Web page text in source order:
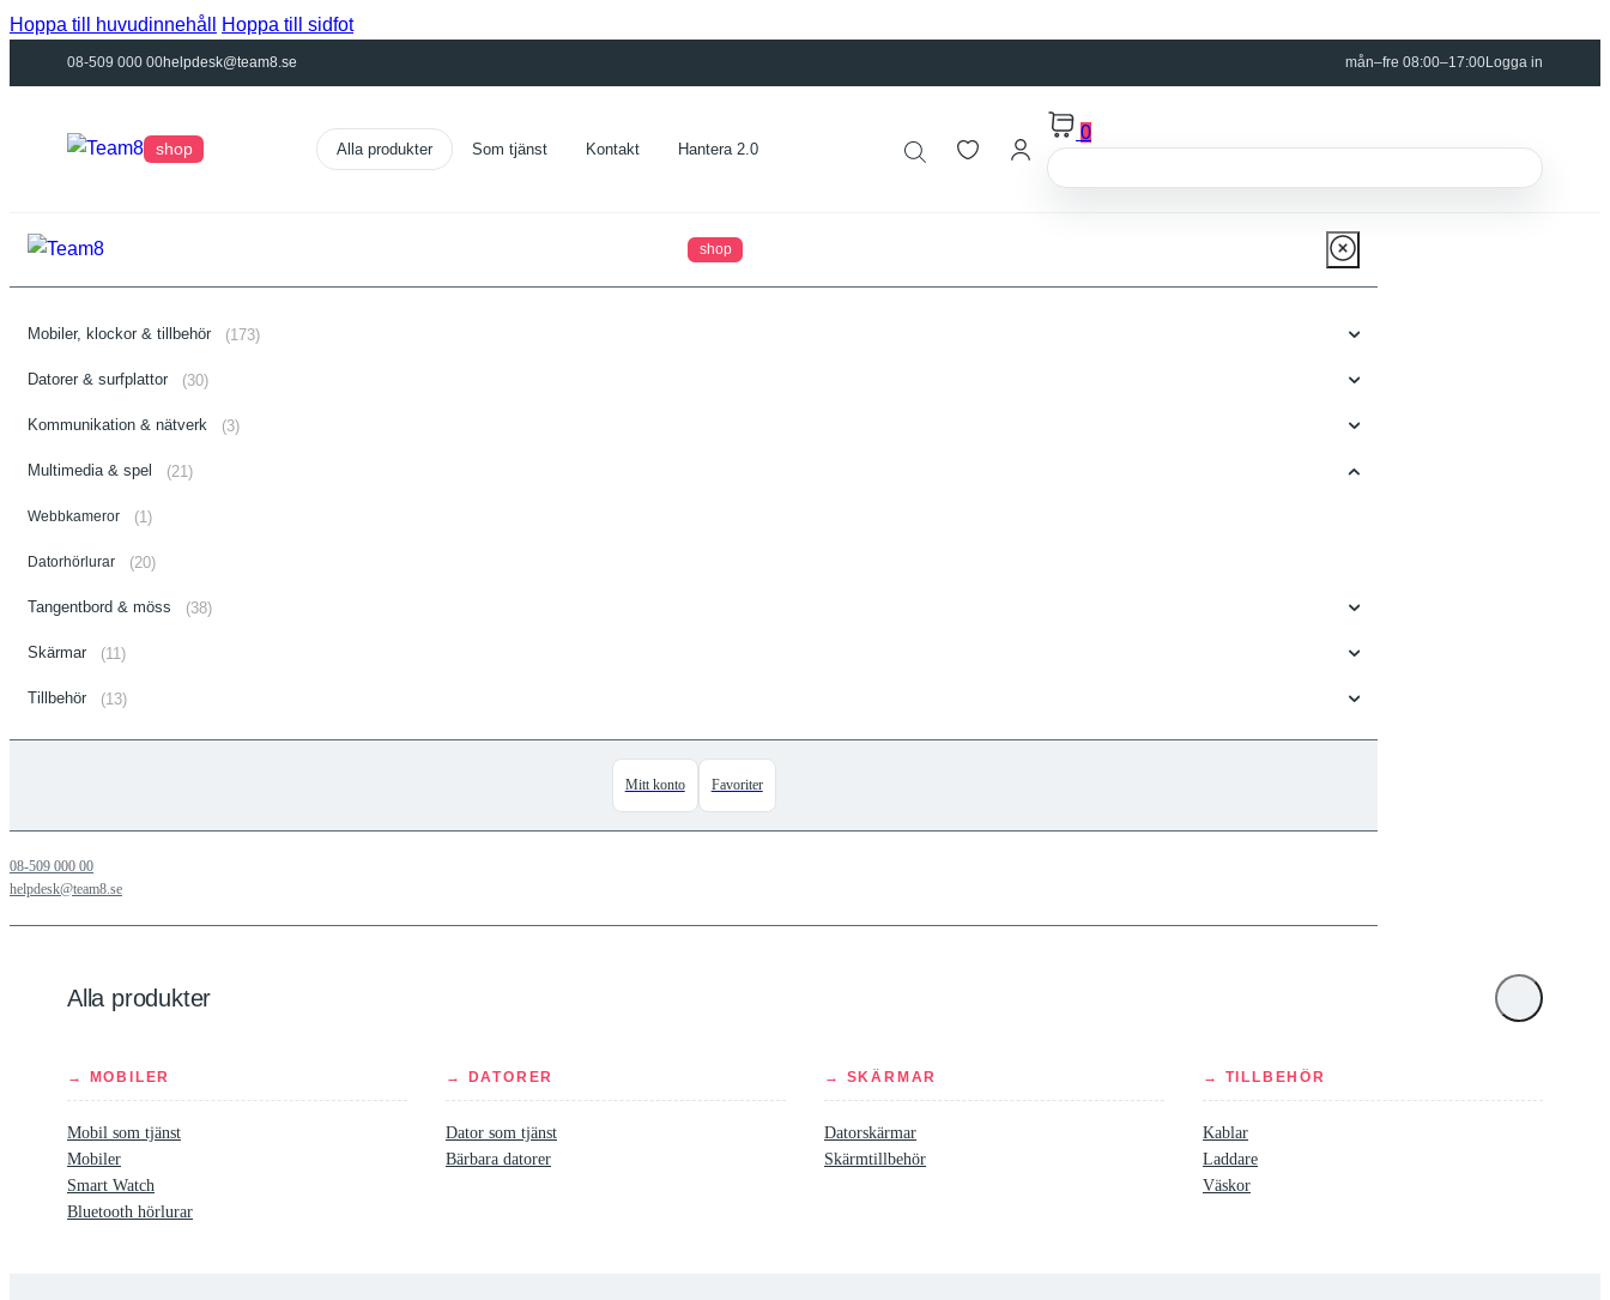
Hoppa till huvudinnehåll Hoppa till sidfot
08-509 000 00helpdesk@team8.se mån–fre 08:00–17:00Logga in
shop Som tjänst Kontakt Hantera 2.0
0
shop
Mobiler, klockor & tillbehör (173)
Datorer & surfplattor (30)
Kommunikation & nätverk (3)
Multimedia & spel (21)
Webbkameror (1)
Datorhörlurar (20)
Tangentbord & möss (38)
Skärmar (11)
Tillbehör (13)
Mitt konto Favoriter
08-509 000 00
helpdesk@team8.se
Alla produkter
→ MOBILER
Mobil som tjänst
Mobiler
Smart Watch
Bluetooth hörlurar
→ DATORER
Dator som tjänst
Bärbara datorer
→ SKÄRMAR
Datorskärmar
Skärmtillbehör
→ TILLBEHÖR
Kablar
Laddare
Väskor